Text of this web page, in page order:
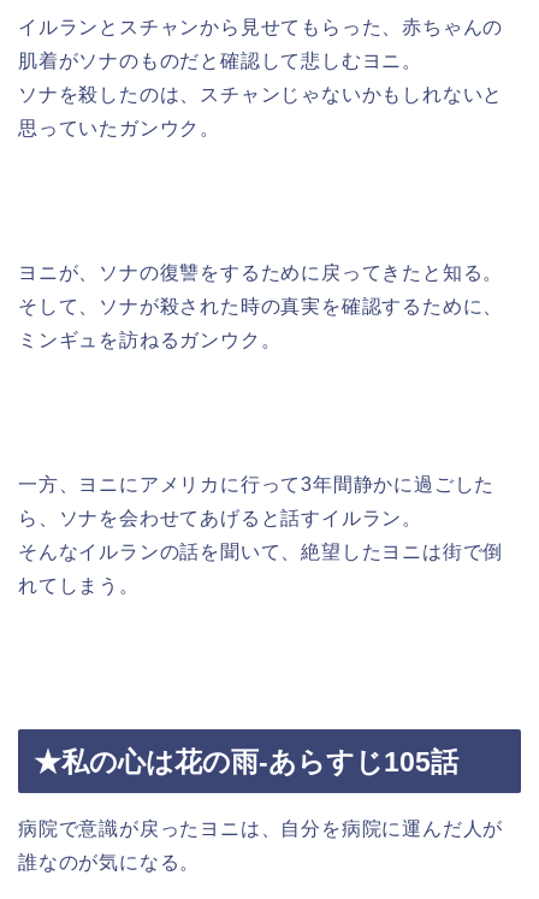
イルランとスチャンから見せてもらった、赤ちゃんの
肌着がソナのものだと確認して悲しむヨニ。
ソナを殺したのは、スチャンじゃないかもしれないと
思っていたガンウク。
ヨニが、ソナの復讐をするために戻ってきたと知る。
そして、ソナが殺された時の真実を確認するために、
ミンギュを訪ねるガンウク。
一方、ヨニにアメリカに行って3年間静かに過ごした
ら、ソナを会わせてあげると話すイルラン。
そんなイルランの話を聞いて、絶望したヨニは街で倒
れてしまう。
★私の心は花の雨-あらすじ105話
病院で意識が戻ったヨニは、自分を病院に運んだ人が
誰なのが気になる。